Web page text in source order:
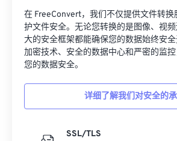
在 FreeConvert，我们不仅提供文件转
护文件安全。无论您转换的是图像、视
大的安全框架都能确保您的数据始终安
加密技术、安全的数据中心和严密的监
您的数据安全。
详细了解我们对安全的
SSL/TLS